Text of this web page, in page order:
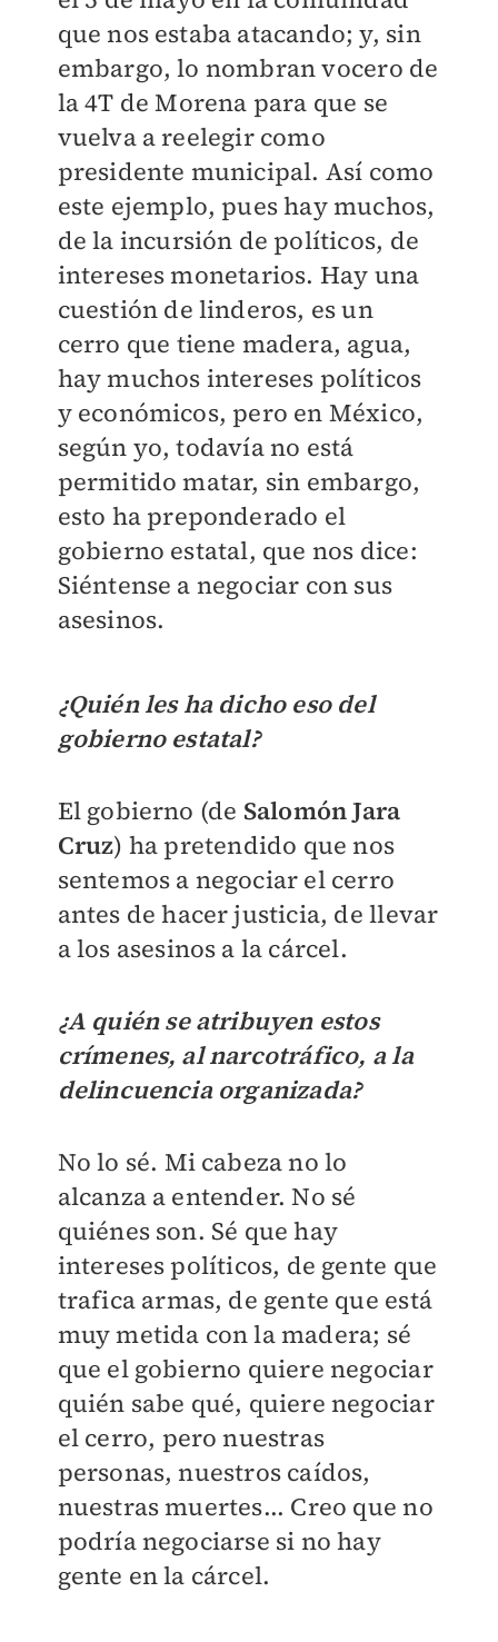
que nos estaba atacando; y, sin
embargo, lo nombran vocero de
la 4T de Morena para que se
vuelva a reelegir como
presidente municipal. Así como
este ejemplo, pues hay muchos,
de la incursión de políticos, de
intereses monetarios. Hay una
cuestión de linderos, es un
cerro que tiene madera, agua,
hay muchos intereses políticos
y económicos, pero en México,
según yo, todavía no está
permitido matar, sin embargo,
esto ha preponderado el
gobierno estatal, que nos dice:
Siéntense a negociar con sus
asesinos.
¿Quién les ha dicho eso del
gobierno estatal?
El gobierno (de Salomón Jara
Cruz) ha pretendido que nos
sentemos a negociar el cerro
antes de hacer justicia, de llevar
a los asesinos a la cárcel.
¿A quién se atribuyen estos
crímenes, al narcotráfico, a la
delincuencia organizada?
No lo sé. Mi cabeza no lo
alcanza a entender. No sé
quiénes son. Sé que hay
intereses políticos, de gente que
trafica armas, de gente que está
muy metida con la madera; sé
que el gobierno quiere negociar
quién sabe qué, quiere negociar
el cerro, pero nuestras
personas, nuestros caídos,
nuestras muertes... Creo que no
podría negociarse si no hay
gente en la cárcel.